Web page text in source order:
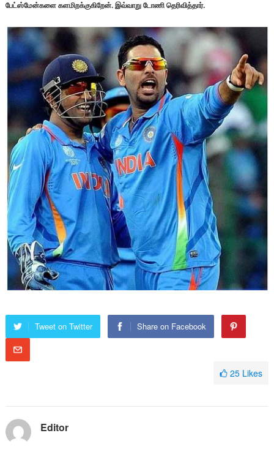
பேட்ஸ்மேன்களை களமிறக்குகிறேன். இவ்வாறு டோணி தெரிவித்தார்.
Tweet on Twitter Share on Facebook
25 Likes
Editor